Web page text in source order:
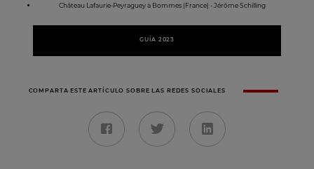
Château Lafaurie-Peyraguey à Bommes (France) - Jérôme Schilling
GUÍA 2023
COMPARTA ESTE ARTÍCULO SOBRE LAS REDES SOCIALES